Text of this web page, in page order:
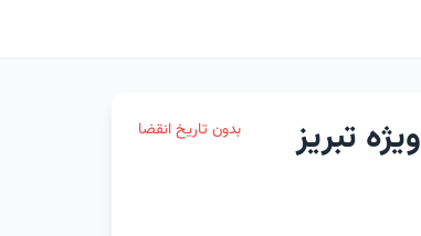
بدون تاریخ انقضا